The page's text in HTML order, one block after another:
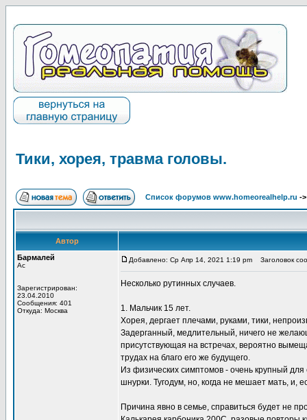
Тики, хорея, травма головы.
Список форумов www.homeorealhelp.ru -
Автор
Бармалей
Ас
Зарегистрирован:
23.04.2010
Сообщения: 401
Откуда: Москва
Добавлено: Ср Апр 14, 2021 1:19 pm Заголовок
Несколько рутинных случаев.
1. Мальчик 15 лет.
Хорея, дергает плечами, руками, тики,
Задерганный, медлительный, ничего не
присутствующая на встречах, вероятно
трудах на благо его же будущего.
Из физических симптомов - очень крупный
шнурки. Тугодум, но, когда не мешает мать, и,
Причина явно в семье, справиться будет не